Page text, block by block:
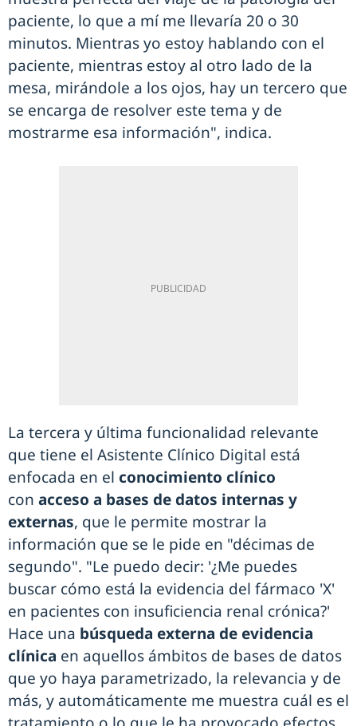
paciente, lo que a mí me llevaría 20 o 30
minutos. Mientras yo estoy hablando con el
paciente, mientras estoy al otro lado de la
mesa, mirándole a los ojos, hay un tercero que
se encarga de resolver este tema y de
mostrarme esa información", indica.
La tercera y última funcionalidad relevante
que tiene el Asistente Clínico Digital está
enfocada en el conocimiento clínico
con acceso a bases de datos internas y
externas, que le permite mostrar la
información que se le pide en "décimas de
segundo". "Le puedo decir: '¿Me puedes
buscar cómo está la evidencia del fármaco 'X'
en pacientes con insuficiencia renal crónica?'
Hace una búsqueda externa de evidencia
clínica en aquellos ámbitos de bases de datos
que yo haya parametrizado, la relevancia y de
más, y automáticamente me muestra cuál es el